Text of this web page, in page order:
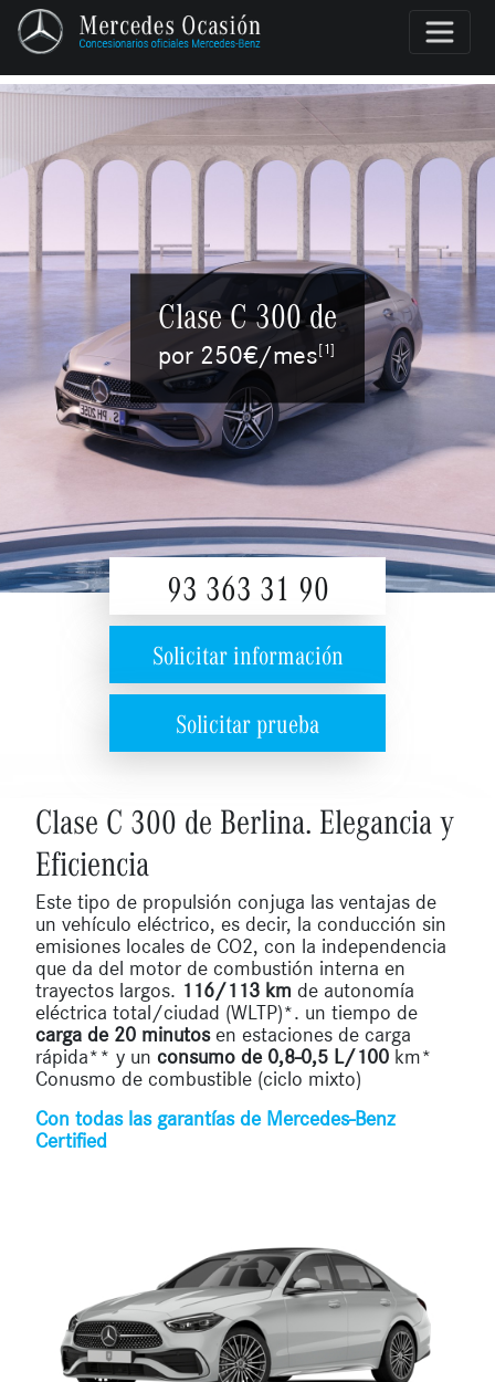
Clase C 300 de
por 250€/mes[1]
93 363 31 90
Solicitar información
Solicitar prueba
Clase C 300 de Berlina. Elegancia y
Eficiencia
Este tipo de propulsión conjuga las ventajas de
un vehículo eléctrico, es decir, la conducción sin
emisiones locales de CO2, con la independencia
que da del motor de combustión interna en
trayectos largos. 116/113 km de autonomía
eléctrica total/ciudad (WLTP)*. un tiempo de
carga de 20 minutosen estaciones de carga
rápida** y un consumo de 0,8-0,5 L/100 km*
Conusmo de combustible (ciclo mixto)
Con todas las garantías de Mercedes-Benz
Certified